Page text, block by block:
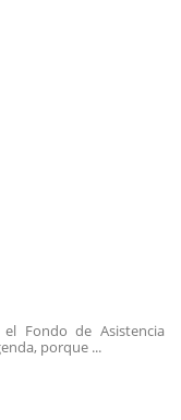
Fondo de Asistencia
porque ...